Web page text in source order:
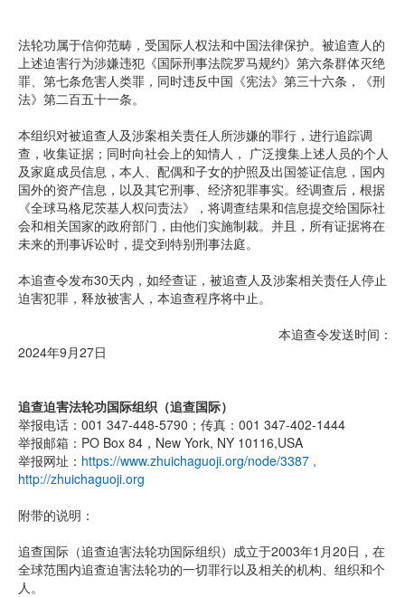
法轮功属于信仰范畴，受国际人权法和中国法律保护。被追查人的
上述迫害行为涉嫌违犯《国际刑事法院罗马规约》第六条群体灭绝
罪、第七条危害人类罪，同时违反中国《宪法》第三十六条，《刑
法》第二百五十一条。
本组织对被追查人及涉案相关责任人所涉嫌的罪行，进行追踪调
查，收集证据；同时向社会上的知情人， 广泛搜集上述人员的个人
及家庭成员信息，本人、配偶和子女的护照及出国签证信息，国内
国外的资产信息，以及其它刑事、经济犯罪事实。经调查后，根据
《全球马格尼茨基人权问责法》，将调查结果和信息提交给国际社
会和相关国家的政府部门，由他们实施制裁。并且，所有证据将在
未来的刑事诉讼时，提交到特别刑事法庭。
本追查令发布30天内，如经查证，被追查人及涉案相关责任人停止
迫害犯罪，释放被害人，本追查程序将中止。
本追查令发送时间：
2024年9月27日
追查迫害法轮功国际组织（追查国际）
举报电话：001 347-448-5790；传真：001 347-402-1444
举报邮箱：PO Box 84，New York, NY 10116,USA
举报网址： https://www.zhuichaguoji.org/node/3387 ,
http://zhuichaguoji.org
附带的说明：
追查国际（追查迫害法轮功国际组织）成立于2003年1月20日，在
全球范围内追查迫害法轮功的一切罪行以及相关的机构、组织和个
人。